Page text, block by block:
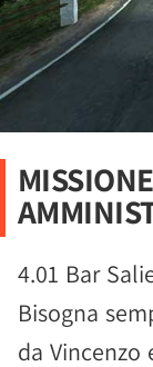
4.01 Bar
Bisogna
da Vincenzo